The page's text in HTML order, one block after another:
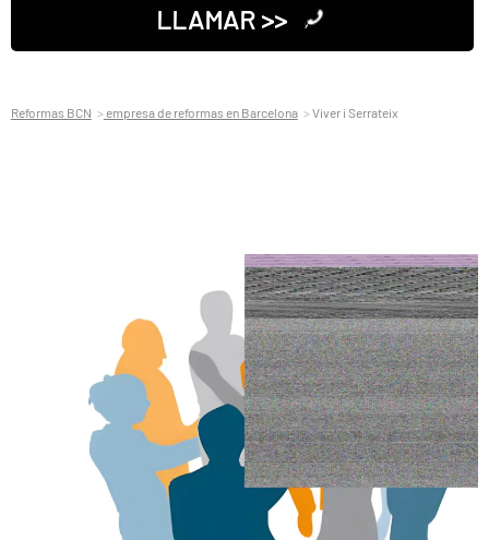
LLAMAR >>
Reformas BCN empresa de reformas en Barcelona Viver i Serrateix